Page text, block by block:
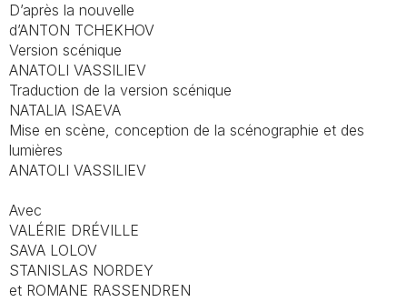
D’après la nouvelle
d’ANTON TCHEKHOV
Version scénique
ANATOLI VASSILIEV
Traduction de la version scénique
NATALIA ISAEVA
Mise en scène, conception de la scénographie et des
lumières
ANATOLI VASSILIEV
Avec
VALÉRIE DRÉVILLE
SAVA LOLOV
STANISLAS NORDEY
et ROMANE RASSENDREN